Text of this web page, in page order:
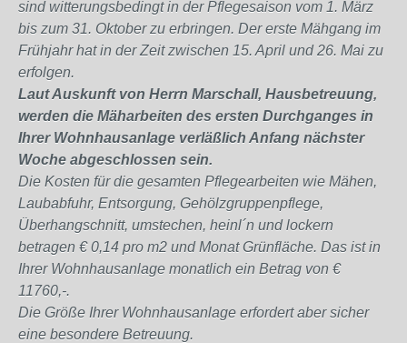
sind witterungsbedingt in der Pflegesaison vom 1. März
bis zum 31. Oktober zu erbringen. Der erste Mähgang im
Frühjahr hat in der Zeit zwischen 15. April und 26. Mai zu
erfolgen.
Laut Auskunft von Herrn Marschall, Hausbetreuung,
werden die Mäharbeiten des ersten Durchganges in
Ihrer Wohnhausanlage verläßlich Anfang nächster
Woche abgeschlossen sein.
Die Kosten für die gesamten Pflegearbeiten wie Mähen,
Laubabfuhr, Entsorgung, Gehölzgruppenpflege,
Überhangschnitt, umstechen, heinl´n und lockern
betragen € 0,14 pro m2 und Monat Grünfläche. Das ist in
Ihrer Wohnhausanlage monatlich ein Betrag von €
11760,-.
Die Größe Ihrer Wohnhausanlage erfordert aber sicher
eine besondere Betreuung.